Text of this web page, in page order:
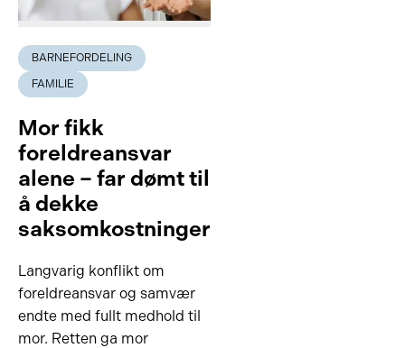
BARNEFORDELING
FAMILIE
Mor fikk
foreldreansvar
alene – far dømt til
å dekke
saksomkostninger
Langvarig konflikt om
foreldreansvar og samvær
endte med fullt medhold til
mor. Retten ga mor